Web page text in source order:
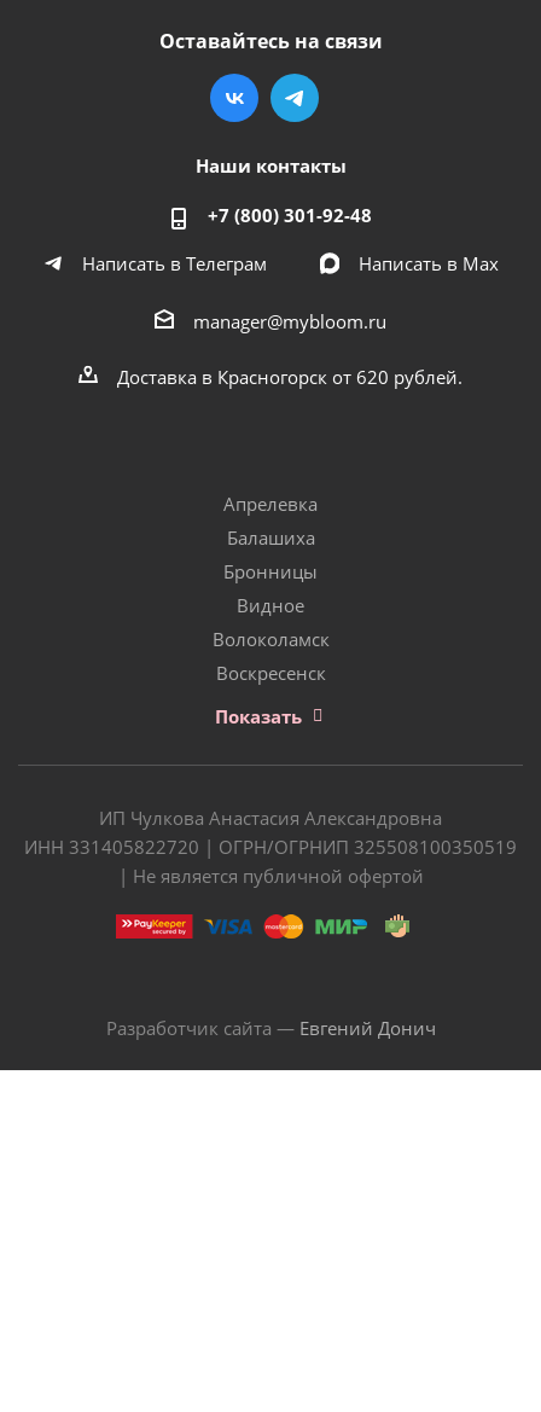
Оставайтесь на связи
Наши контакты
+7 (800) 301-92-48
Написать в Телеграм
Написать в Мах
manager@mybloom.ru
Доставка в Красногорск от 620 рублей.
Апрелевка
Балашиха
Бронницы
Видное
Волоколамск
Воскресенск
Показать
ИП Чулкова Анастасия Александровна
ИНН 331405822720 | ОГРН/ОГРНИП 325508100350519
| Не является публичной офертой
Разработчик сайта — Евгений Донич